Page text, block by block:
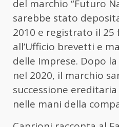
del marchio “Futuro
sarebbe stato
2010 e registrato il 25
all’Ufficio brevetti e
delle Imprese. Dopo
nel 2020, il marchio
successione
nelle mani della